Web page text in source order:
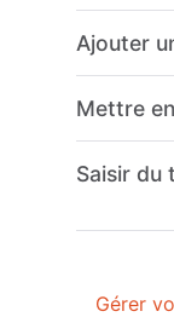
Ajouter
Mettre
Saisir du
Gérer